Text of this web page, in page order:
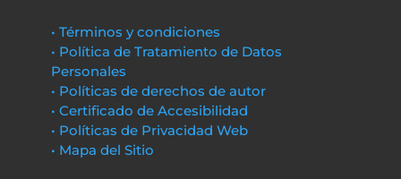
• Términos y condiciones
• Política de Tratamiento de Datos
Personales
• Políticas de derechos de autor
• Certificado de Accesibilidad
• Políticas de Privacidad Web
• Mapa del Sitio